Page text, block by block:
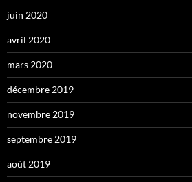
juin 2020
avril 2020
mars 2020
décembre 2019
novembre 2019
septembre 2019
août 2019